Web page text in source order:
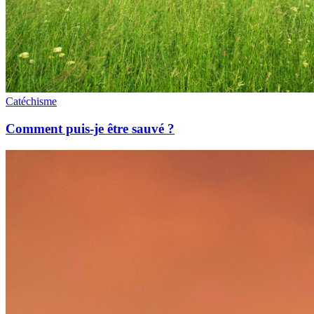
Catéchisme
Comment puis-je être sauvé ?